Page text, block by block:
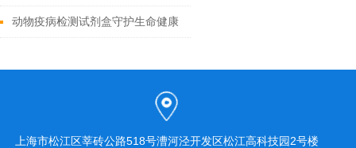
动物疫病检测试剂盒守护生命健康
上海市松江区莘砖公路518号漕河泾开发区松江高科技园2号楼